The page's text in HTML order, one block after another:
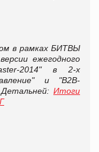
в рамках БИТВЫ
ежегодного
2014" в 2-х
и "В2В-
Итоги